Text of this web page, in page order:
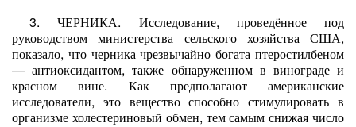
3. ЧЕРНИКА. Исследование, проведённое под
руководством министерства сельского хозяйства США,
показало, что черника чрезвычайно богата птеростилбеном
— антиоксидантом, также обнаруженном в винограде и
красном вине. Как предполагают американские
исследователи, это вещество способно стимулировать в
организме холестериновый обмен, тем самым снижая число